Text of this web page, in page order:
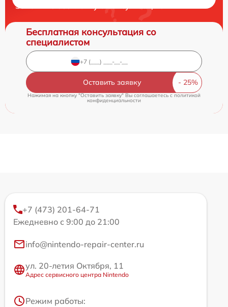
Закажите бесплатную консультацию
Бесплатная консультация со
специалистом
Оставить заявку
Нажимая на кнопку "Оставить заявку" Вы соглашаетесь c политикой
конфиденциальности
+7 (473) 201-64-71
Ежедневно с 9:00 до 21:00
info@nintendo-repair-center.ru
ул. 20-летия Октября, 11
Адрес сервисного центра Nintendo
Режим работы: